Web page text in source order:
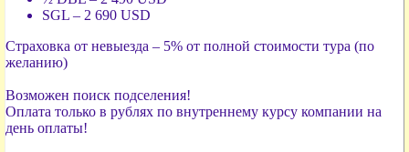
SGL – 2 690 USD
Страховка от невыезда – 5% от полной стоимости тура (по
желанию)
Возможен поиск подселения!
Оплата только в рублях по внутреннему курсу компании на
день оплаты!